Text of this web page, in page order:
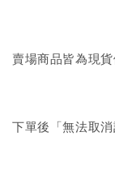
賣場商品皆為現
下單後「無法取